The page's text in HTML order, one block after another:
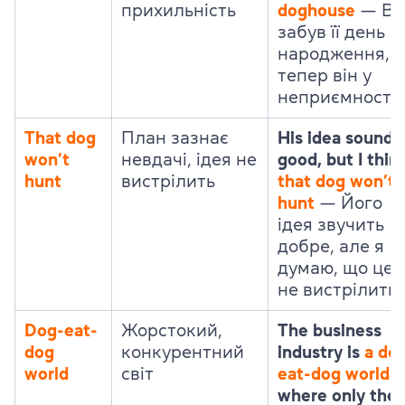
прихильність doghouse —
забув її день
народження, і
тепер він у
That dog
won’t
hunt
План зазнає
невдачі, ідея не
вистрілить
His idea sounds
good, but I
that dog won’t
hunt — Його
ідея звучить
добре, але я
думаю, що це
не вистрілить.
Dog-eat-
dog
world
Жорстокий,
конкурентний
світ
The business
industry is a
eat-dog world
where only the